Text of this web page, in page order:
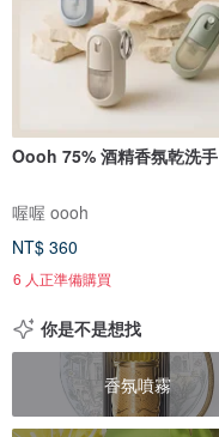
Oooh 75% 酒精香氛乾洗手
喔喔 oooh
NT$ 360
6 人正準備購買
你是不是想找
香氛噴霧